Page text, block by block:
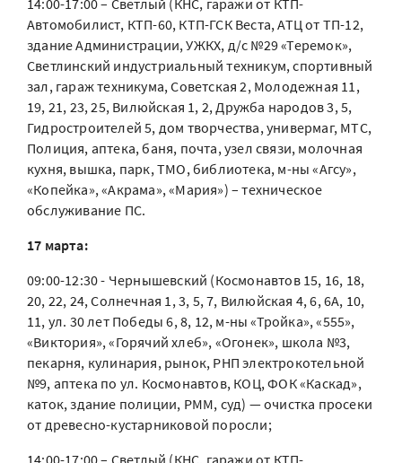
14:00-17:00 – Светлый (КНС, гаражи от КТП-
Автомобилист, КТП-60, КТП-ГСК Веста, АТЦ от ТП-12,
здание Администрации, УЖКХ, д/с №29 «Теремок»,
Светлинский индустриальный техникум, спортивный
зал, гараж техникума, Советская 2, Молодежная 11,
19, 21, 23, 25, Вилюйская 1, 2, Дружба народов 3, 5,
Гидростроителей 5, дом творчества, универмаг, МТС,
Полиция, аптека, баня, почта, узел связи, молочная
кухня, вышка, парк, ТМО, библиотека, м-ны «Агсу»,
«Копейка», «Акрама», «Мария») – техническое
обслуживание ПС.
17 марта:
09:00-12:30 - Чернышевский (Космонавтов 15, 16, 18,
20, 22, 24, Солнечная 1, 3, 5, 7, Вилюйская 4, 6, 6А, 10,
11, ул. 30 лет Победы 6, 8, 12, м-ны «Тройка», «555»,
«Виктория», «Горячий хлеб», «Огонек», школа №3,
пекарня, кулинария, рынок, РНП электрокотельной
№9, аптека по ул. Космонавтов, КОЦ, ФОК «Каскад»,
каток, здание полиции, РММ, суд) — очистка просеки
от древесно-кустарниковой поросли;
14:00-17:00 – Светлый (КНС, гаражи от КТП-